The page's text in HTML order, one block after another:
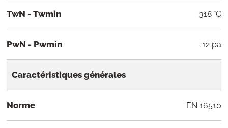
TwN - Twmin 318 °C
PwN - Pwmin 12 pa
Caractéristiques générales
Norme EN 16510